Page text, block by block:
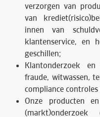
verzorgen van
van
innen van
klantenservice, en
geschillen;
Klantonderzoek
fraude, witwassen,
compliance
Onze producten